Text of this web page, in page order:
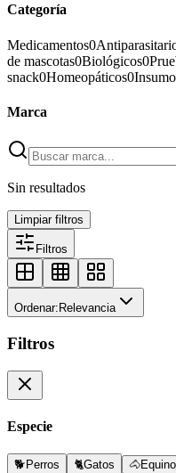
Categoría
Medicamentos0
de mascotas0Biológicos0
snack0Homeopáticos0
Marca
Sin resultados
Limpiar filtros
Filtros
Ordenar: Relevancia
Filtros
Especie
🐕 Perros 🐈Gatos 🐴